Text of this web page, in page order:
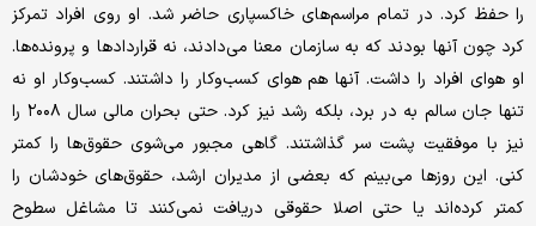
را حفظ کرد. در تمام مراسم‌های خاکسپاری حاضر شد. او روی افراد تمرکز
کرد چون آنها بودند که به سازمان معنا می‌دادند، نه قراردادها و پرونده‌ها.
او هوای افراد را داشت. آنها هم هوای کسب‌وکار را داشتند. کسب‌وکار او نه
تنها جان سالم به در برد، بلکه رشد نیز کرد. حتی بحران مالی سال ۲۰۰۸ را
نیز با موفقیت پشت سر گذاشتند. گاهی مجبور می‌شوی حقوق‌ها را کمتر
کنی. این روزها می‌بینم که بعضی از مدیران ارشد، حقوق‌های خودشان را
کمتر کرده‌اند یا حتی اصلا حقوقی دریافت نمی‌کنند تا مشاغل سطوح